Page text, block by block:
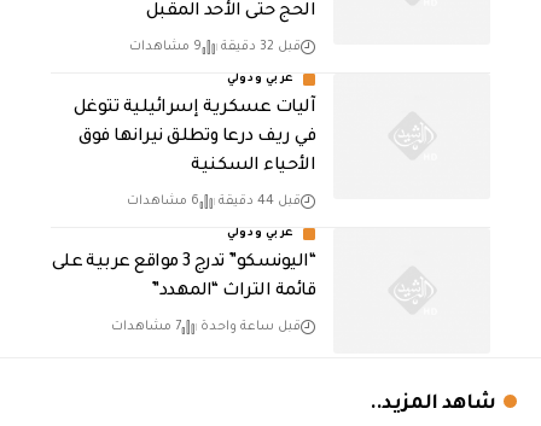
الحج حتى الأحد المقبل
قبل 32 دقيقة 9 مشاهدات
عربي ودولي
آليات عسكرية إسرائيلية تتوغل
في ريف درعا وتطلق نيرانها فوق
الأحياء السكنية
قبل 44 دقيقة 6 مشاهدات
عربي ودولي
“اليونسكو” تدرج 3 مواقع عربية على
قائمة التراث “المهدد”
قبل ساعة واحدة 7 مشاهدات
شاهد المزيد..